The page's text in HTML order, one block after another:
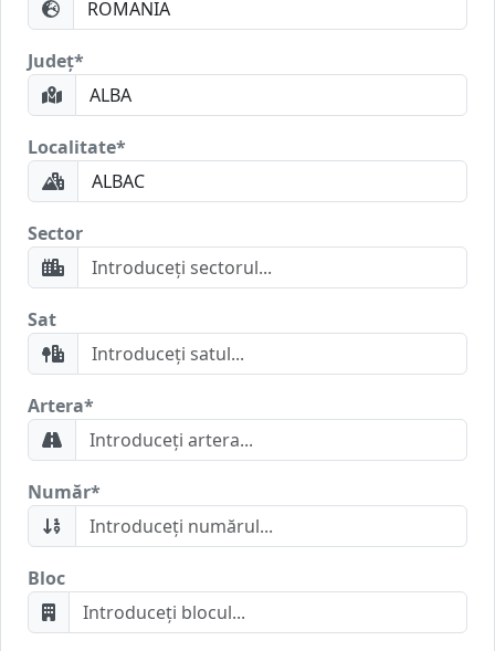
Județ*
Localitate*
Sector
Sat
Artera*
Număr*
Bloc